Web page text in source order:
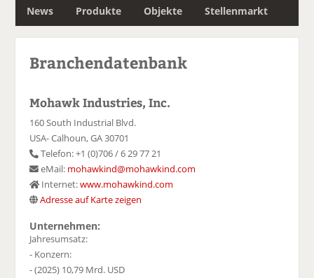
News Produkte Objekte Stellenmarkt
c
Branchendatenbank
Mohawk Industries, Inc.
160 South Industrial Blvd.
USA- Calhoun, GA 30701
Telefon: +1 (0)706 / 6 29 77 21
eMail: mohawkind@mohawkind.com
Internet:www.mohawkind.com
Adresse auf Karte zeigen
Unternehmen:
Jahresumsatz:
- Konzern:
- (2025) 10,79 Mrd. USD